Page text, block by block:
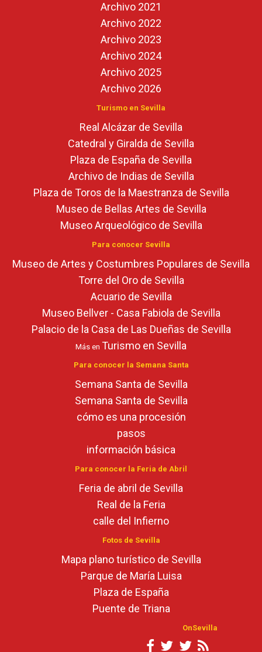
Archivo 2021
Archivo 2022
Archivo 2023
Archivo 2024
Archivo 2025
Archivo 2026
Turismo en Sevilla
Real Alcázar de Sevilla
Catedral y Giralda de Sevilla
Plaza de España de Sevilla
Archivo de Indias de Sevilla
Plaza de Toros de la Maestranza de Sevilla
Museo de Bellas Artes de Sevilla
Museo Arqueológico de Sevilla
Para conocer Sevilla
Museo de Artes y Costumbres Populares de Sevilla
Torre del Oro de Sevilla
Acuario de Sevilla
Museo Bellver - Casa Fabiola de Sevilla
Palacio de la Casa de Las Dueñas de Sevilla
Más en Turismo en Sevilla
Para conocer la Semana Santa
Semana Santa de Sevilla
Semana Santa de Sevilla
cómo es una procesión
pasos
información básica
Para conocer la Feria de Abril
Feria de abril de Sevilla
Real de la Feria
calle del Infierno
Fotos de Sevilla
Mapa plano turístico de Sevilla
Parque de María Luisa
Plaza de España
Puente de Triana
OnSevilla